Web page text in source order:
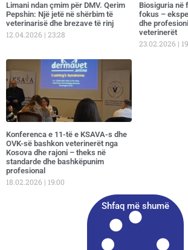
Limani ndan çmim për DMV. Qerim
Pepshin: Një jetë në shërbim të
veterinarisë dhe brezave të rinj
12.04.2026 23:28
Biosiguria në
fokus –
dhe
veterinerët
23.02.2026
Konferenca e 11-të e KSAVA-s dhe
OVK-së bashkon veterinerët nga
Kosova dhe rajoni – theks në
standarde dhe bashkëpunim
profesional
18.02.2026 19:00
Shfaq më shumë